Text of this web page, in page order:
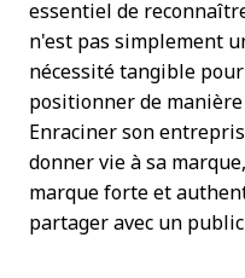
essentiel de
n'est pas simplement
nécessité tangible
positionner de
Enraciner son
donner vie à sa
marque forte et
partager avec un